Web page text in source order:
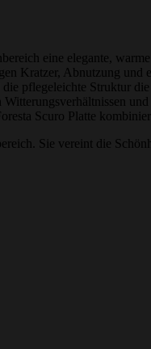
eine elegante,
Kratzer, Abnutzung und
pflegeleichte Struktur
und
Scuro Platte
Sie vereint die